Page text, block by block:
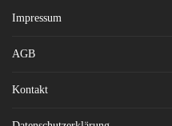
Impressum
AGB
Kontakt